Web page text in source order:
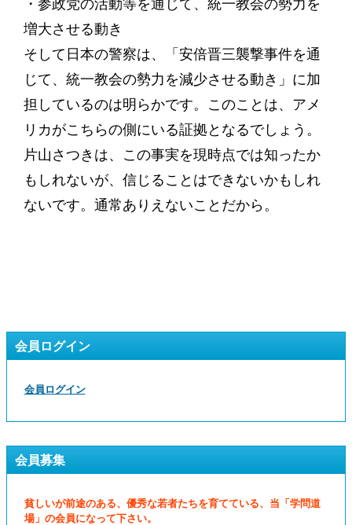
・参政党の活動等を通じて、統一教会の勢力を
増大させる動き
そして日本の警察は、「安倍晋三襲撃事件を通
じて、統一教会の勢力を減少させる動き」に加
担しているのは明らかです。このことは、アメ
リカがこちらの側にいる証拠となるでしょう。
片山さつきは、この事実を現時点では知ったか
もしれないが、信じることはできないかもしれ
ないです。通常ありえないことだから。
会員ログイン
会員ログイン
会員募集
貧しいが前途のある、優秀な若者たちを育てている、当「学問道
場」の会員になって下さい。